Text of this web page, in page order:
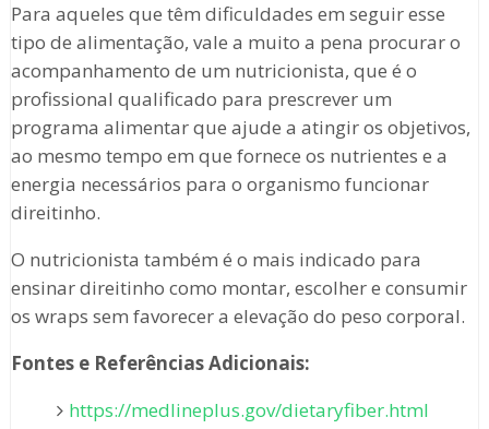
Para aqueles que têm dificuldades em seguir esse
tipo de alimentação, vale a muito a pena procurar o
acompanhamento de um nutricionista, que é o
profissional qualificado para prescrever um
programa alimentar que ajude a atingir os objetivos,
ao mesmo tempo em que fornece os nutrientes e a
energia necessários para o organismo funcionar
direitinho.
O nutricionista também é o mais indicado para
ensinar direitinho como montar, escolher e consumir
os wraps sem favorecer a elevação do peso corporal.
Fontes e Referências Adicionais:
https://medlineplus.gov/dietaryfiber.html